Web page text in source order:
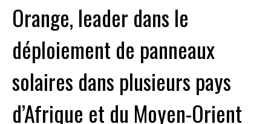
Orange, leader dans le
déploiement de panneaux
solaires dans plusieurs pays
d’Afrique et du Moyen-Orient